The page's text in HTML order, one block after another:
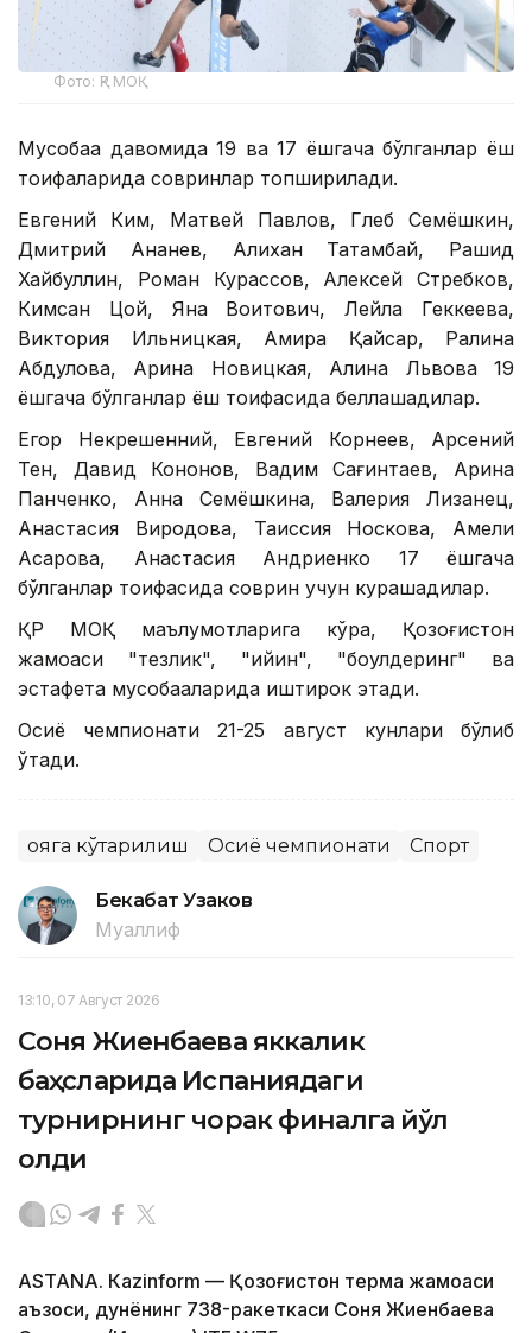
Фото: ҚР МОҚ
Мусобақа давомида 19 ва 17 ёшгача бўлганлар ёш
тоифаларида совринлар топширилади.
Евгений Ким, Матвей Павлов, Глеб Семёшкин,
Дмитрий Ананев, Алихан Татамбай, Рашид
Хайбуллин, Роман Курассов, Алексей Стребков,
Кимсан Цой, Яна Воитович, Лейла Геккеева,
Виктория Ильницкая, Амира Қайсар, Ралина
Абдулова, Арина Новицкая, Алина Львова 19
ёшгача бўлганлар ёш тоифасида беллашадилар.
Егор Некрешенний, Евгений Корнеев, Арсений
Тен, Давид Кононов, Вадим Сағинтаев, Арина
Панченко, Анна Семёшкина, Валерия Лизанец,
Анастасия Виродова, Таиссия Носкова, Амели
Асқарова, Анастасия Андриенко 17 ёшгача
бўлганлар тоифасида соврин учун курашадилар.
ҚР МОҚ маълумотларига кўра, Қозоғистон
жамоаси "тезлик", "қийин", "боулдеринг" ва
эстафета мусобақаларида иштирок этади.
Осиё чемпионати 21-25 август кунлари бўлиб
ўтади.
Қояга кўтарилиш Осиё чемпионати Спорт
Бекабат Узаков
Муаллиф
13:10, 07 Август 2026
Соня Жиенбаева яккалик
баҳсларида Испаниядаги
турнирнинг чорак финалга йўл
олди
ASTANА. Кazinform — Қозоғистон терма жамоаси
аъзоси, дунёнинг 738-ракеткаси Соня Жиенбаева